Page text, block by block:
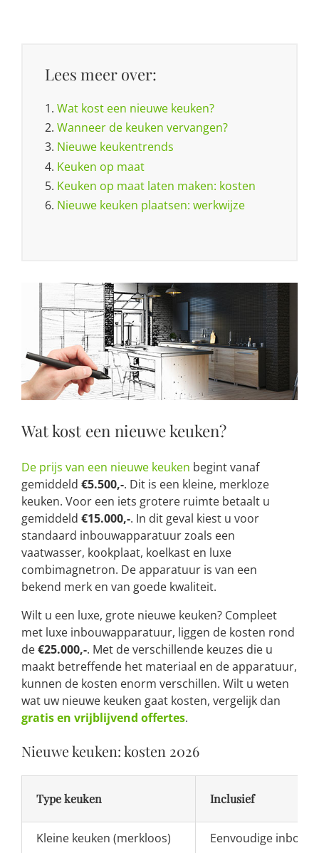
Lees meer over:
1. Wat kost een nieuwe keuken?
2. Wanneer de keuken vervangen?
3. Nieuwe keukentrends
4. Keuken op maat
5. Keuken op maat laten maken: kosten
6. Nieuwe keuken plaatsen: werkwijze
Wat kost een nieuwe keuken?
De prijs van een nieuwe keuken begint vanaf
gemiddeld €5.500,-. Dit is een kleine, merkloze
keuken. Voor een iets grotere ruimte betaalt u
gemiddeld €15.000,-. In dit geval kiest u voor
standaard inbouwapparatuur zoals een
vaatwasser, kookplaat, koelkast en luxe
combimagnetron. De apparatuur is van een
bekend merk en van goede kwaliteit.
Wilt u een luxe, grote nieuwe keuken? Compleet
met luxe inbouwapparatuur, liggen de kosten rond
de€25.000,-. Met de verschillende keuzes die u
maakt betreffende het materiaal en de apparatuur,
kunnen de kosten enorm verschillen. Wilt u weten
wat uw nieuwe keuken gaat kosten, vergelijk dan
gratis en vrijblijvend offertes.
Nieuwe keuken: kosten 2026
Type keuken Inclusief
Kleine keuken (merkloos) Eenvoudige